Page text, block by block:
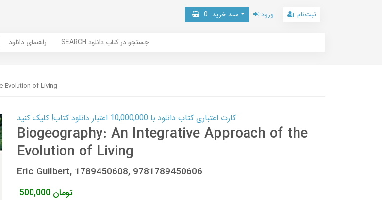
سبد خرید 0 ورود ثبت‌نام
راهنمای دانلود SEARCH جستجو در کتاب دانلود
Evolution of Living
کارت اعتباری کتاب دانلود با 10,000,000 اعتبار دانلود کتاب! کلیک کنید
Biogeography: An Integrative Approach of the
Evolution of Living
Eric Guilbert, 1789450608, 9781789450606
500,000 تومان